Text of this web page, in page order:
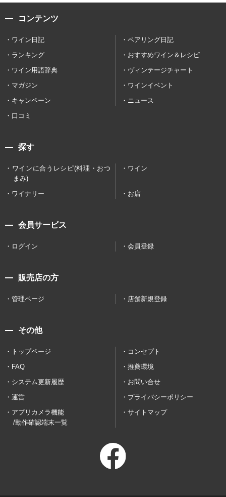
コンテンツ
ワイン日記
ペアリング日記
ランキング
おすすめワイン＆レシピ
ワイン用語辞典
ヴィンテージチャート
マガジン
ワインイベント
キャンペーン
ニュース
口コミ
探す
ワインに合うレシピ(料理・おつ
まみ)
ワイン
ワイナリー お店
会員サービス
ログイン 会員登録
販売店の方
管理ページ 店舗新規登録
その他
トップページ
コンセプト
FAQ
推薦環境
システム更新履歴
お問い合せ
運営
プライバシーポリシー
アプリカメラ機能
/動作確認端末一覧
サイトマップ